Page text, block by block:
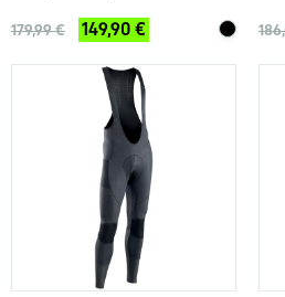
179,99 € 149,90 €